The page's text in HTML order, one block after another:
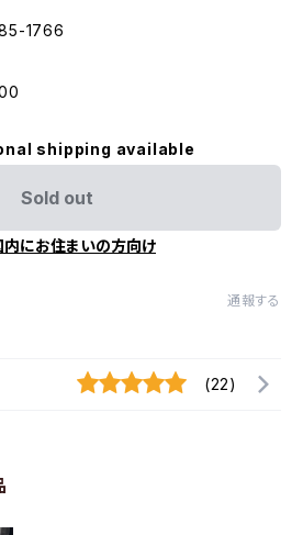
1766
shipping available
Sold out
内にお住まいの方向け
通報する
(22)